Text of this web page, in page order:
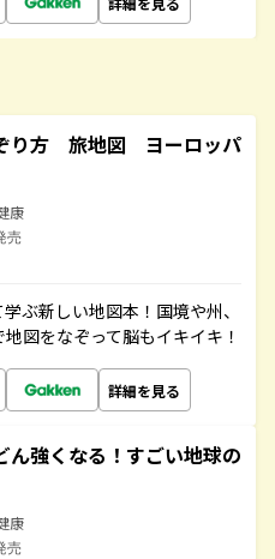
り方 旅地図 ヨーロッパ
康
売
ぶ新しい地図本！国境や州、
図をなぞって脳もイキイキ！
詳細を見る
ん強くなる！すごい地球の
康
売